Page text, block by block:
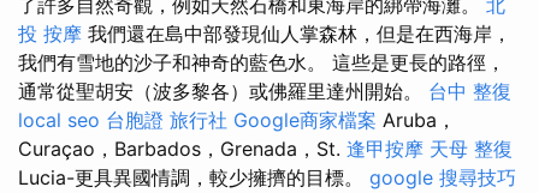
了許多自然奇觀，例如天然石橋和東海岸的綁帶海灘。 北
投 按摩 我們還在島中部發現仙人掌森林，但是在西海岸，
我們有雪地的沙子和神奇的藍色水。 這些是更長的路徑，
通常從聖胡安（波多黎各）或佛羅里達州開始。 台中 整復
local seo 台胞證 旅行社 Google商家檔案 Aruba，
Curaçao，Barbados，Grenada，St. 逢甲按摩 天母 整復
Lucia-更具異國情調，較少擁擠的目標。 google 搜尋技巧